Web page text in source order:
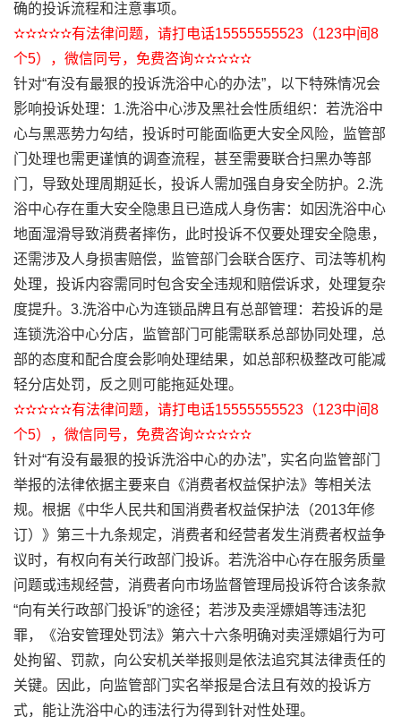
确的投诉流程和注意事项。
✫✫✫✫✫有法律问题，请打电话15555555523（123中间8
个5），微信同号，免费咨询✫✫✫✫✫
针对“有没有最狠的投诉洗浴中心的办法”，以下特殊情况会
影响投诉处理：1.洗浴中心涉及黑社会性质组织：若洗浴中
心与黑恶势力勾结，投诉时可能面临更大安全风险，监管部
门处理也需更谨慎的调查流程，甚至需要联合扫黑办等部
门，导致处理周期延长，投诉人需加强自身安全防护。2.洗
浴中心存在重大安全隐患且已造成人身伤害：如因洗浴中心
地面湿滑导致消费者摔伤，此时投诉不仅要处理安全隐患，
还需涉及人身损害赔偿，监管部门会联合医疗、司法等机构
处理，投诉内容需同时包含安全违规和赔偿诉求，处理复杂
度提升。3.洗浴中心为连锁品牌且有总部管理：若投诉的是
连锁洗浴中心分店，监管部门可能需联系总部协同处理，总
部的态度和配合度会影响处理结果，如总部积极整改可能减
轻分店处罚，反之则可能拖延处理。
✫✫✫✫✫有法律问题，请打电话15555555523（123中间8
个5），微信同号，免费咨询✫✫✫✫✫
针对“有没有最狠的投诉洗浴中心的办法”，实名向监管部门
举报的法律依据主要来自《消费者权益保护法》等相关法
规。根据《中华人民共和国消费者权益保护法（2013年修
订）》第三十九条规定，消费者和经营者发生消费者权益争
议时，有权向有关行政部门投诉。若洗浴中心存在服务质量
问题或违规经营，消费者向市场监督管理局投诉符合该条款
“向有关行政部门投诉”的途径；若涉及卖淫嫖娼等违法犯
罪，《治安管理处罚法》第六十六条明确对卖淫嫖娼行为可
处拘留、罚款，向公安机关举报则是依法追究其法律责任的
关键。因此，向监管部门实名举报是合法且有效的投诉方
式，能让洗浴中心的违法行为得到针对性处理。